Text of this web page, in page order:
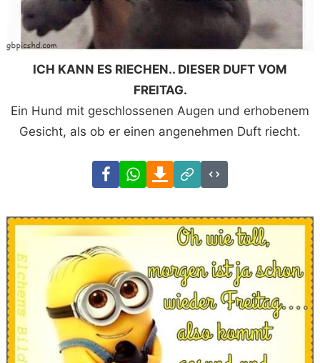
ICH KANN ES RIECHEN.. DIESER DUFT VOM
FREITAG.
Ein Hund mit geschlossenen Augen und erhobenem
Gesicht, als ob er einen angenehmen Duft riecht.
FacebookWhatsAppDownload
Link
Code